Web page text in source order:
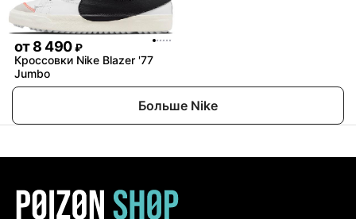
от8 490 ₽
Кроссовки Nike Blazer '77
Jumbo
Больше Nike